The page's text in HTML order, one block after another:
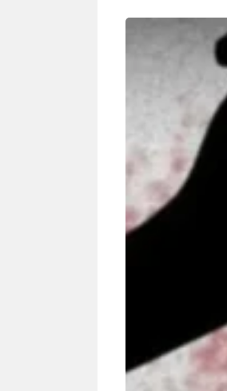
Siapa sangka, dua nama besar di
dunia hiburan, Nunung Srimulat
dan Vicky Prasetyo, kini merambah
dunia kuliner dengan membuka